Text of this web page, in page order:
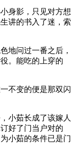
身影，只见对方想
讲的书入了迷，索
地问过一番之后，
。能吃的上穿的
不变的便是那双闪
小茹长成了该嫁人
好了门当户对的
小茹的条件已是门